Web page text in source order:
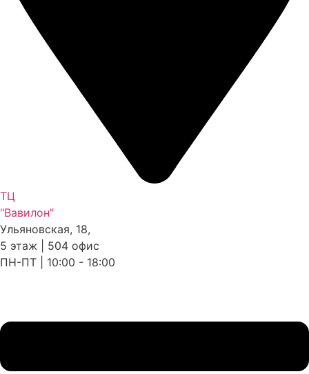
ТЦ
"Вавилон"
Ульяновская, 18,
5 этаж | 504 офис
ПН-ПТ | 10:00 - 18:00